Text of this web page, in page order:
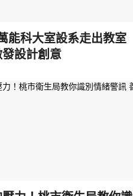
能科大室設系走出教室
設計創意